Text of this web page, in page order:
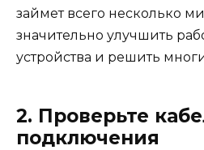
займет всего несколько
значительно улучшить
устройства и решить
2. Проверьте
подключения